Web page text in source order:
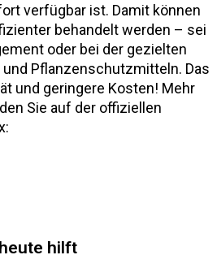
verfügbar ist. Damit können
behandelt werden – sei
oder bei der gezielten
Pflanzenschutzmitteln. Das
und geringere Kosten! Mehr
Sie auf der offiziellen
hilft